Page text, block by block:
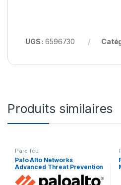
UGS :6596730
Produits similaires
Pare-feu
Palo Alto Networks
Advanced Threat Prevention
– licence d’abonnement (1
an) – 1 périphérique